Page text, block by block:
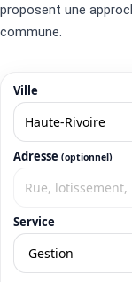
proposent une
commune.
Ville
Adresse (optionnel)
Service